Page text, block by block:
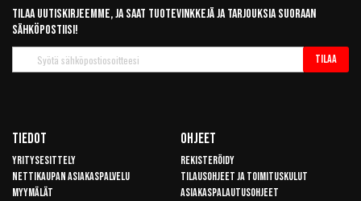
Tilaa uutiskirjeemme, ja saat tuotevinkkejä ja tarjouksia suoraan
sähköpostiisi!
uutiskirje
Tilaa
Tiedot
Yritysesittely
Nettikaupan asiakaspalvelu
Myymälät
Ohjeet
Rekisteröidy
Tilausohjeet ja toimituskulut
Asiakaspalautusohjeet